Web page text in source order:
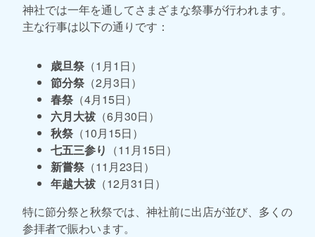
神社では一年を通してさまざまな祭事が行われます。
主な行事は以下の通りです：
歳旦祭 （1月1日）
節分祭 （2月3日）
春祭 （4月15日）
六月大祓 （6月30日）
秋祭 （10月15日）
七五三参り （11月15日）
新嘗祭 （11月23日）
年越大祓 （12月31日）
特に節分祭と秋祭では、神社前に出店が並び、多くの
参拝者で賑わいます。